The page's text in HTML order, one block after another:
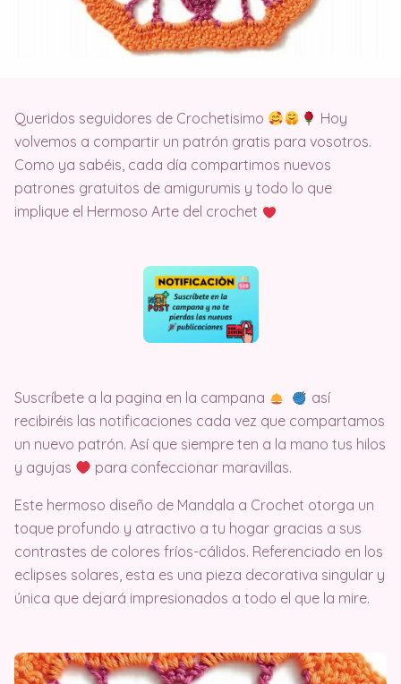
Queridos seguidores de Crochetisimo
Hoy
volvemos a compartir un patrón gratis para vosotros.
Como ya sabéis, cada día compartimos nuevos
patrones gratuitos de amigurumis y todo lo que
implique el Hermoso Arte del crochet
Suscríbete a la pagina en la campana
así
recibiréis las notificaciones cada vez que compartamos
un nuevo patrón. Así que siempre ten a la mano tus hilos
y agujas
para confeccionar maravillas.
Este hermoso diseño de Mandala a Crochet otorga un
toque profundo y atractivo a tu hogar gracias a sus
contrastes de colores fríos-cálidos. Referenciado en los
eclipses solares, esta es una pieza decorativa singular y
única que dejará impresionados a todo el que la mire.